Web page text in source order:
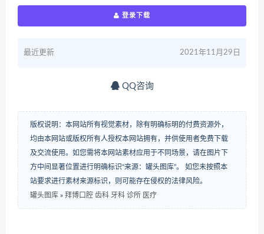
登录下载
最近更新 2021年11月29日
QQ咨询
版权说明：本网站所有视觉素材，除有明确标明的付费资源外，
均由本网站或版权所有人授权本网站拥有，并供使用者免费下载
及交流使用。如您需将本网站素材应用于不同场景，请在图片下
方中间显著位置进行明确标识“来源：罐头图库”。 如您未按照本
站要求进行素材来源标识，则可能存在侵权的法律风险。
罐头图库 » 拜博口腔 齿科 牙科 诊所 医疗